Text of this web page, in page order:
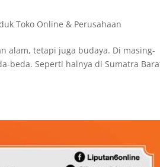
Toko Online & Perusahaan
alam, tetapi juga budaya. Di masing-
beda. Seperti halnya di Sumatra